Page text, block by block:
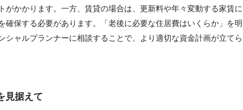
がかかります。一方、賃貸の場合は、更新料や年々変動する家賃に
確保する必要があります。「老後に必要な住居費はいくらか」を明
シャルプランナーに相談することで、より適切な資金計画が立てら
見据えて